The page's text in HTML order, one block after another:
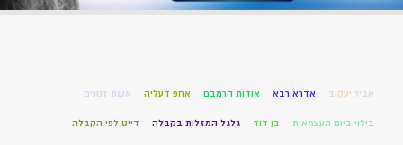
אביר יעקוב אדרא רבא אודות הרמבם אחפ דעליה אשת זנונים
בילוי ביום העצמאות בן דוד גלגל המזלות בקבלה דייט לפי הקבלה